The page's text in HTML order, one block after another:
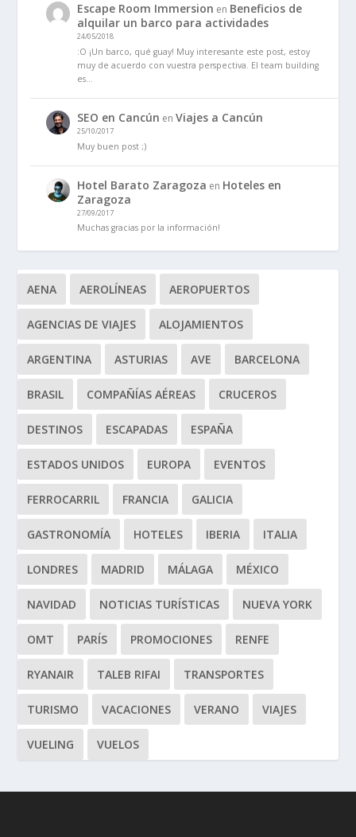
Escape Room Immersion en Beneficios de
alquilar un barco para actividades
24/05/2018
:O ¡Un barco, qué guay! Muy interesante este post, estoy
muy de acuerdo con vuestra perspectiva. El team building
es…
SEO en Cancún enViajes a Cancún
25/10/2017
Muy buen post ;)
Hotel Barato Zaragoza en Hoteles en
Zaragoza
27/09/2017
Muchas gracias por la información!
AENA AEROLÍNEAS AEROPUERTOS
AGENCIAS DE VIAJES ALOJAMIENTOS
ARGENTINA ASTURIAS AVE BARCELONA
BRASIL COMPAÑÍAS AÉREAS CRUCEROS
DESTINOS ESCAPADAS ESPAÑA
ESTADOS UNIDOS EUROPA EVENTOS
FERROCARRIL FRANCIA GALICIA
GASTRONOMÍA HOTELES IBERIA ITALIA
LONDRES MADRID MÁLAGA MÉXICO
NAVIDAD NOTICIAS TURÍSTICAS NUEVA YORK
OMT PARÍS PROMOCIONES RENFE
RYANAIR TALEB RIFAI TRANSPORTES
TURISMO VACACIONES VERANO VIAJES
VUELING VUELOS